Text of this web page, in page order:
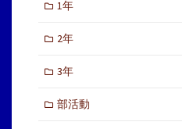
1年
2年
3年
部活動